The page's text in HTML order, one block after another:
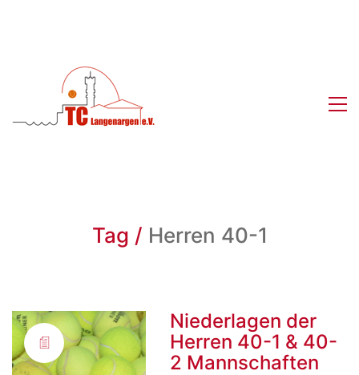
Tag / Herren 40-1
Niederlagen der
Herren 40-1 & 40-
2 Mannschaften